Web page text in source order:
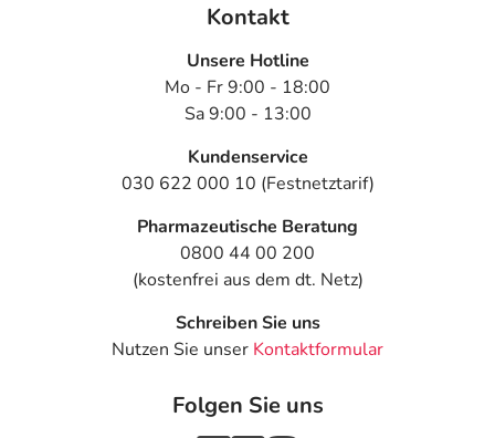
Kontakt
Unsere Hotline
Mo - Fr 9:00 - 18:00
Sa 9:00 - 13:00
Kundenservice
030 622 000 10 (Festnetztarif)
Pharmazeutische Beratung
0800 44 00 200
(kostenfrei aus dem dt. Netz)
Schreiben Sie uns
Nutzen Sie unser Kontaktformular
Folgen Sie uns